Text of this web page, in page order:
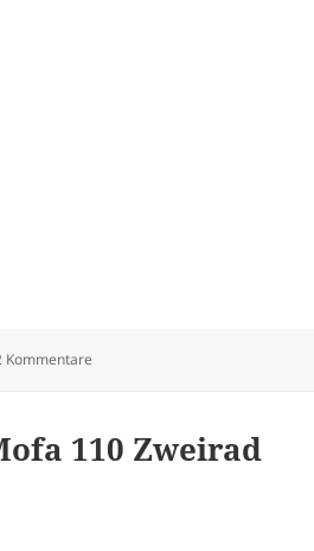
Kommentare
110 Zweirad